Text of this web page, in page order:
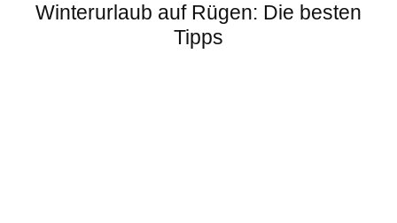
Winterurlaub auf Rügen: Die besten
Tipps